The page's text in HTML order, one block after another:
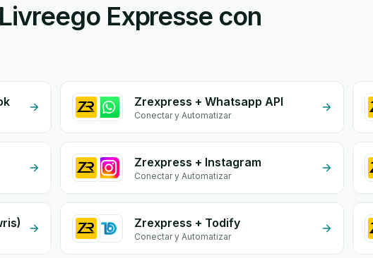
Expresse con
Zrexpress + Whatsapp API
Conectar y Automatizar
Zrexpress + Instagram
Conectar y Automatizar
Zrexpress + Todify
Conectar y Automatizar